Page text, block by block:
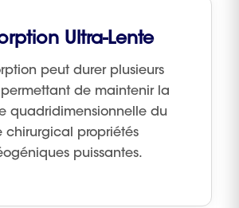
Ultra-Lente
peut durer plusieurs
de maintenir la
quadridimensionnelle du
chirurgical propriétés
puissantes.